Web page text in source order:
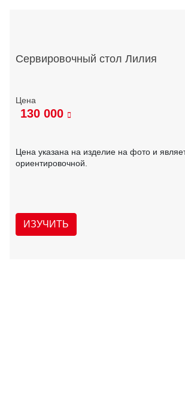
Сервировочный стол Лилия
130 000
Цена указана на изделие на фото и
ориентировочной.
ИЗУЧИТЬ